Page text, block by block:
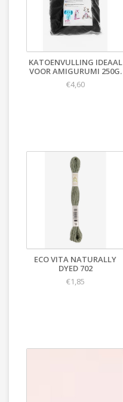
KATOENVULLING IDEAAL
VOOR AMIGURUMI 250G.
€4,60
ECO VITA NATURALLY
DYED 702
€1,85